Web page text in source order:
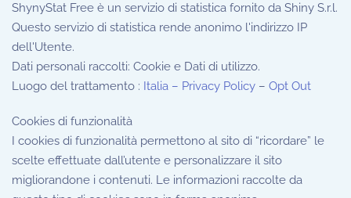
ShynyStat Free è un servizio di statistica fornito da Shiny S.r.l.
Questo servizio di statistica rende anonimo l'indirizzo IP
dell'Utente.
Dati personali raccolti: Cookie e Dati di utilizzo.
Luogo del trattamento : Italia – Privacy Policy – Opt Out
Cookies di funzionalità
I cookies di funzionalità permettono al sito di “ricordare” le
scelte effettuate dall’utente e personalizzare il sito
migliorandone i contenuti. Le informazioni raccolte da